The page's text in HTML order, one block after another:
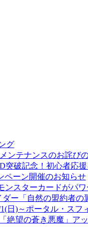
グ
ンテナンスのお詫び
破記念！初心者応援
ペーン開催のお知らせ
ンスターカードがパ
ー「自然の盟約者の
)～ポータル・スフ
絶望の蒼き悪魔」ア